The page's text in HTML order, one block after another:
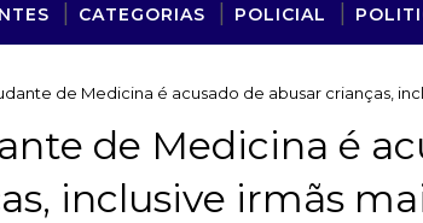
CATEGORIAS POLICIAL
de Medicina é acusado de abusar crianças,
de Medicina é
inclusive irmãs